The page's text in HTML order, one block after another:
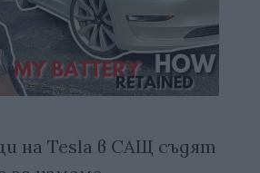
на Tesla в САЩ съдят